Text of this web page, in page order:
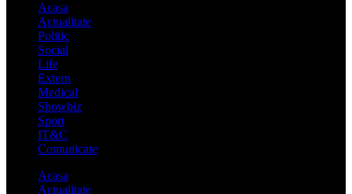
Acasa
Actualitate
Politic
Social
Life
Extern
Medical
Showbiz
Sport
IT&C
Comunicate
Acasa
Actualitate